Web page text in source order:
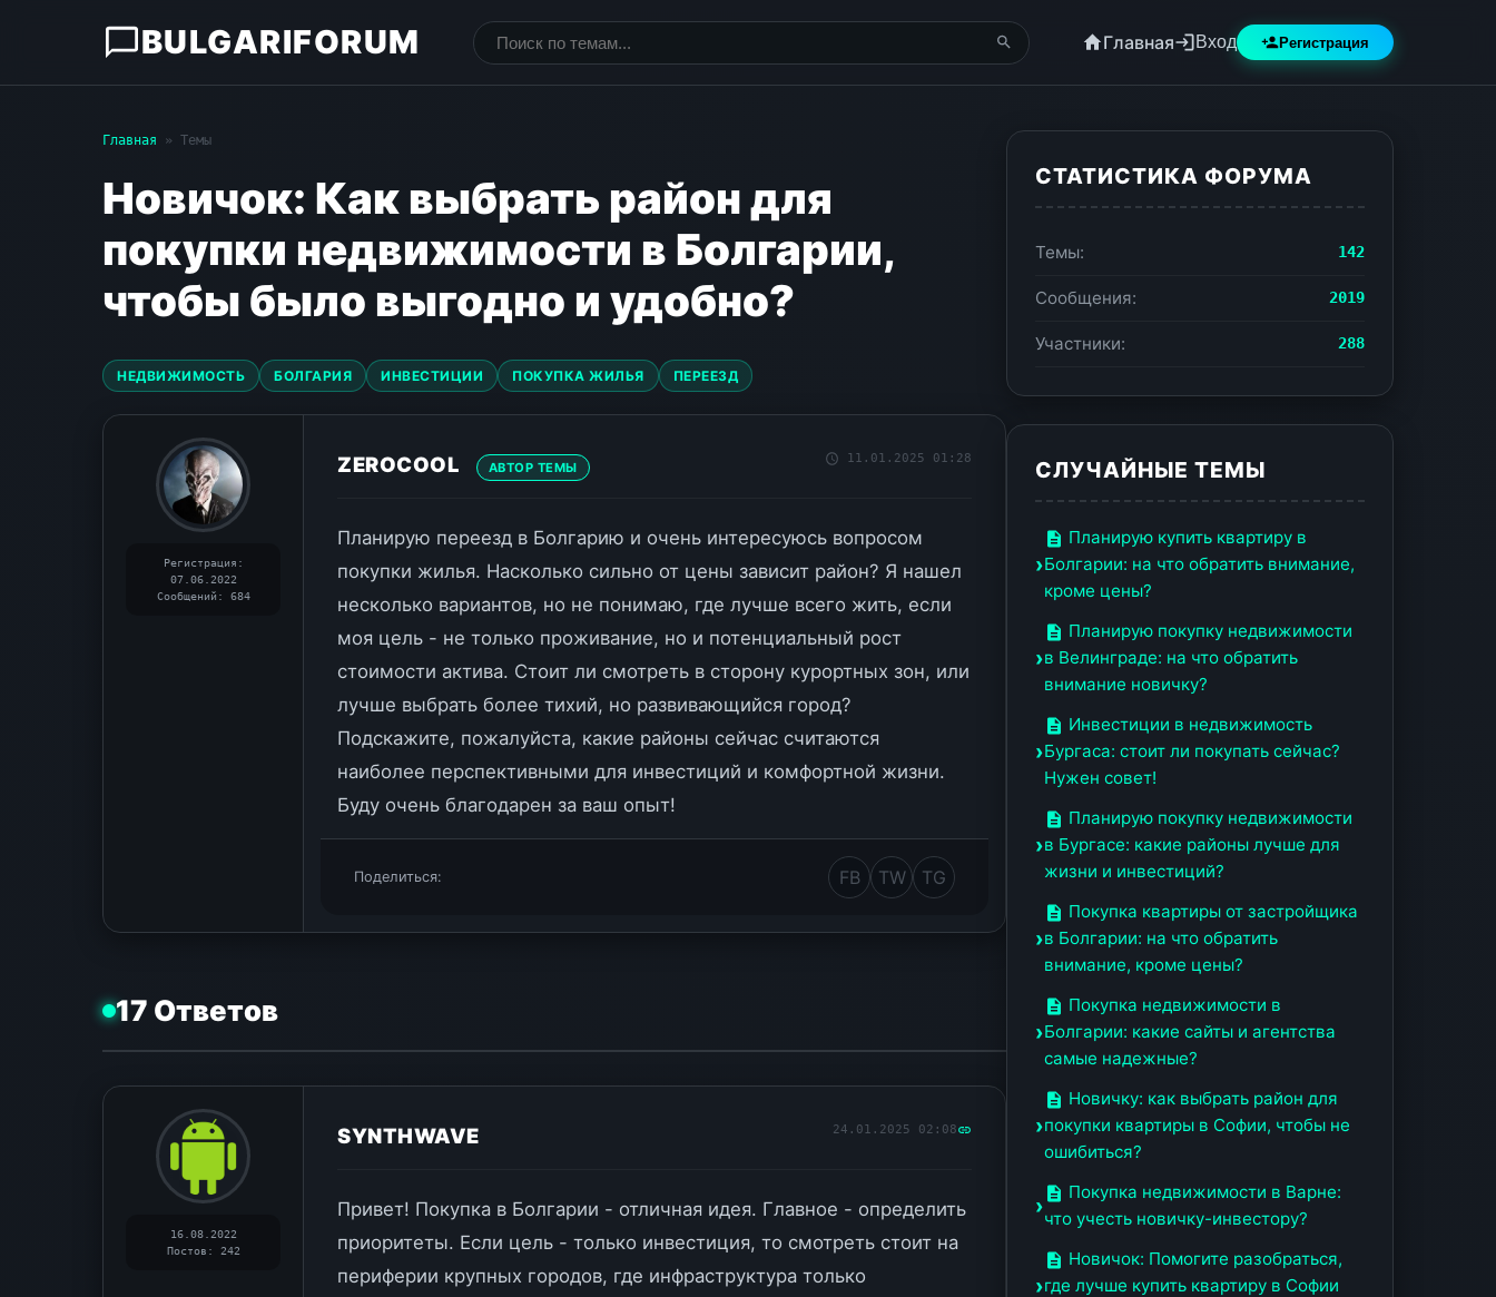
BULGARIFORUM Главная Вход Регистрация
Главная » Темы
Новичок: Как выбрать район для
покупки недвижимости в Болгарии,
чтобы было выгодно и удобно?
НЕДВИЖИМОСТЬ БОЛГАРИЯ ИНВЕСТИЦИИ ПОКУПКА ЖИЛЬЯ ПЕРЕЕЗД
Регистрация:
07.06.2022
Сообщений: 684
ZEROCOOL АВТОР ТЕМЫ
11.01.2025 01:28
Планирую переезд в Болгарию и очень интересуюсь вопросом
покупки жилья. Насколько сильно от цены зависит район? Я нашел
несколько вариантов, но не понимаю, где лучше всего жить, если
моя цель - не только проживание, но и потенциальный рост
стоимости актива. Стоит ли смотреть в сторону курортных зон, или
лучше выбрать более тихий, но развивающийся город?
Подскажите, пожалуйста, какие районы сейчас считаются
наиболее перспективными для инвестиций и комфортной жизни.
Буду очень благодарен за ваш опыт!
Поделиться: FB TW TG
17 Ответов
16.08.2022
Постов: 242
SYNTHWAVE 24.01.2025 02:08
Привет! Покупка в Болгарии - отличная идея. Главное - определить
приоритеты. Если цель - только инвестиция, то смотреть стоит на
периферии крупных городов, где инфраструктура только
СТАТИСТИКА ФОРУМА
Темы: 142
Сообщения: 2019
Участники: 288
СЛУЧАЙНЫЕ ТЕМЫ
Планирую купить квартиру в
Болгарии: на что обратить внимание,
кроме цены?
Планирую покупку недвижимости
в Велинграде: на что обратить
внимание новичку?
Инвестиции в недвижимость
Бургаса: стоит ли покупать сейчас?
Нужен совет!
Планирую покупку недвижимости
в Бургасе: какие районы лучше для
жизни и инвестиций?
Покупка квартиры от застройщика
в Болгарии: на что обратить
внимание, кроме цены?
Покупка недвижимости в
Болгарии: какие сайты и агентства
самые надежные?
Новичку: как выбрать район для
покупки квартиры в Софии, чтобы не
ошибиться?
Покупка недвижимости в Варне:
что учесть новичку-инвестору?
Новичок: Помогите разобраться,
где лучше купить квартиру в Софии